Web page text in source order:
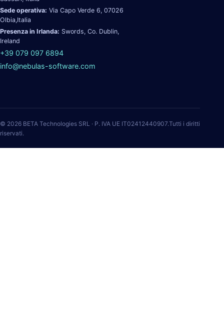
Sede operativa: Via Capo Verde 6, 07026
Olbia,Italia
Presenza in Irlanda: Swords, Co. Dublin,
Ireland
+39 079 097 6894
info@nebulas-software.com
© 2026 BETA Technologies SRL · P. IVA UE IT02412440907.Tutti i diritti
riservati.